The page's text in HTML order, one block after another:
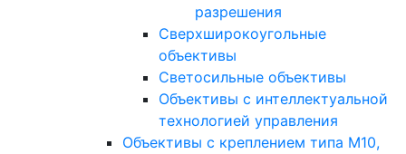
разрешения
Сверхширокоугольные
объективы
Светосильные объективы
Объективы с интеллектуальной
технологией управления
Объективы с креплением типа M10,